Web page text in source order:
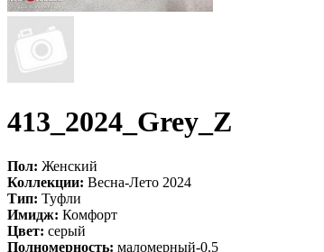
413_2024_Grey_Z
Пол: Женский
Коллекции: Весна-Лето 2024
Тип: Туфли
Имидж: Комфорт
Цвет: серый
Полномерность: маломерный-0.5